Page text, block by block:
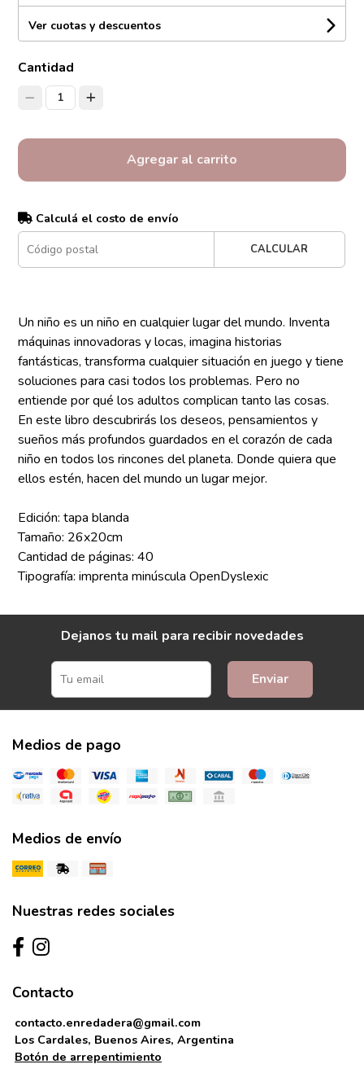
Ver cuotas y descuentos
Cantidad
1
Agregar al carrito
Calculá el costo de envío
CALCULAR
Un niño es un niño en cualquier lugar del mundo. Inventa
máquinas innovadoras y locas, imagina historias
fantásticas, transforma cualquier situación en juego y tiene
soluciones para casi todos los problemas. Pero no
entiende por qué los adultos complican tanto las cosas.
En este libro descubrirás los deseos, pensamientos y
sueños más profundos guardados en el corazón de cada
niño en todos los rincones del planeta. Donde quiera que
ellos estén, hacen del mundo un lugar mejor.
Edición: tapa blanda
Tamaño: 26x20cm
Cantidad de páginas: 40
Tipografía: imprenta minúscula OpenDyslexic
Dejanos tu mail para recibir novedades
Enviar
Medios de pago
Medios de envío
Nuestras redes sociales
Contacto
contacto.enredadera@gmail.com
Los Cardales, Buenos Aires, Argentina
Botón de arrepentimiento